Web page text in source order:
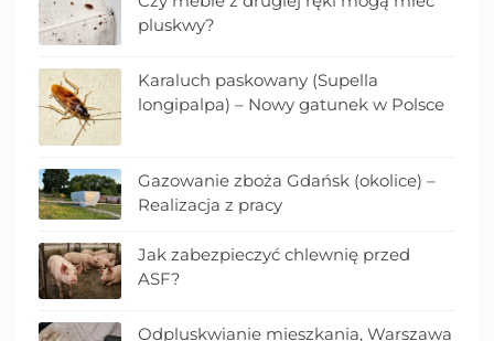
pluskwy?
Karaluch paskowany (Supella
longipalpa) – Nowy gatunek w Polsce
Gazowanie zboża Gdańsk (okolice) –
Realizacja z pracy
Jak zabezpieczyć chlewnię przed
ASF?
Odpluskwianie mieszkania, Warszawa